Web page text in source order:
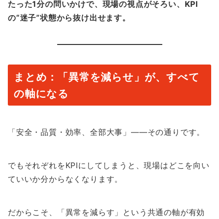
たった1分の問いかけで、現場の視点がそろい、KPI
の“迷子”状態から抜け出せます。
まとめ：「異常を減らせ」が、すべて
の軸になる
「安全・品質・効率、全部大事」――その通りです。
でもそれぞれをKPIにしてしまうと、現場はどこを向い
ていいか分からなくなります。
だからこそ、「異常を減らす」という共通の軸が有効